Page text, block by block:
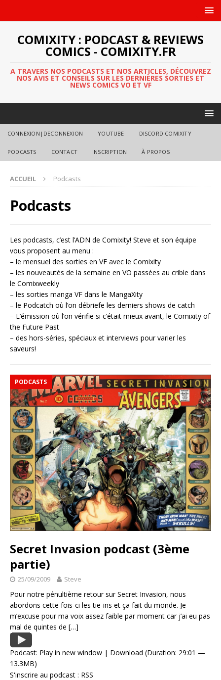
COMIXITY : PODCAST & REVIEWS
COMICS - COMIXITY.FR
A TRAVERS NOS PODCASTS ET NOS ARTICLES, DÉCOUVREZ
NOS AVIS ET CONSEILS SUR LES DERNIÈRES SORTIES ET
NEWS COMICS VO ET VF
CONNEXION|DECONNEXION YOUTUBE DISCORD COMIXITY
PODCASTS CONTACT INSCRIPTION À PROPOS
ACCUEIL Podcasts
Podcasts
Les podcasts, c’est l’ADN de Comixity! Steve et son équipe
vous proposent au menu :
– le mensuel des sorties en VF avec le Comixity
– les nouveautés de la semaine en VO passées au crible dans
le Comixweekly
– les sorties manga VF dans le MangaXity
– le Podcatch où l’on débriefe les derniers shows de catch
– L’émission où l’on vérifie si c’était mieux avant, le Comixity of
the Future Past
– des hors-séries, spéciaux et interviews pour varier les
saveurs!
PODCASTS
Secret Invasion podcast (3ème
partie)
25/09/2009 Steve
Pour notre pénultième retour sur Secret Invasion, nous
abordons cette fois-ci les tie-ins et ça fait du monde. Je
m’excuse pour ma voix assez faible par moment car j’ai eu pas
mal de quintes de […]
Podcast: Play in new window | Download (Duration: 29:01 —
13.3MB)
S'inscrire au podcast : RSS